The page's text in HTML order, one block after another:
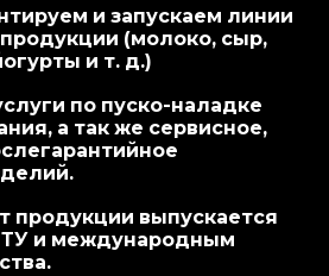
и запускаем линии
(молоко, сыр,
и т. д.)
по пуско-наладке
а так же сервисное,
продукции выпускается
ТУ и международным